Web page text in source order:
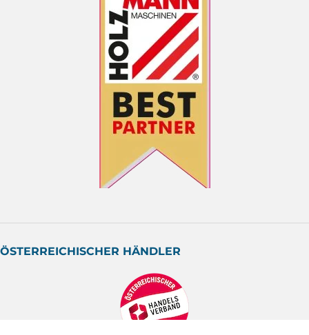
ÖSTERREICHISCHER HÄNDLER